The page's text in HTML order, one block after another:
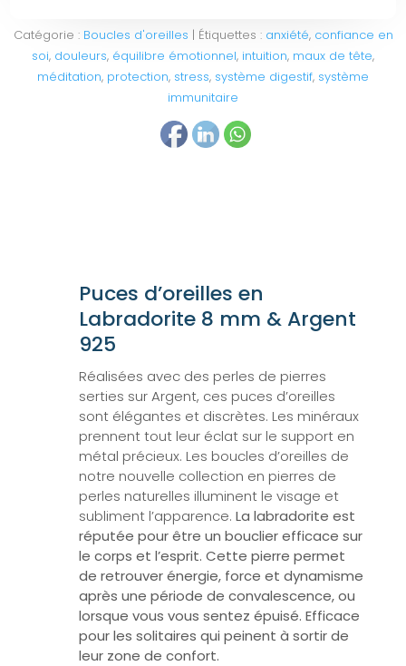
Catégorie : Boucles d'oreilles Étiquettes : anxiété, confiance en
soi, douleurs, équilibre émotionnel, intuition, maux de tête,
méditation, protection, stress, système digestif, système
immunitaire
Puces d’oreilles en
Labradorite 8 mm & Argent
925
Réalisées avec des perles de pierres
serties sur Argent, ces puces d’oreilles
sont élégantes et discrètes. Les minéraux
prennent tout leur éclat sur le support en
métal précieux. Les boucles d’oreilles de
notre nouvelle collection en pierres de
perles naturelles illuminent le visage et
subliment l’apparence. La labradorite est
réputée pour être un bouclier efficace sur
le corps et l’esprit. Cette pierre permet
de retrouver énergie, force et dynamisme
après une période de convalescence, ou
lorsque vous vous sentez épuisé. Efficace
pour les solitaires qui peinent à sortir de
leur zone de confort.